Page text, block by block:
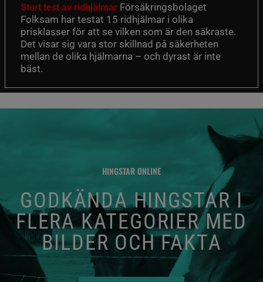
Stort test av ridhjälmar Försäkringsbolaget
Folksam har testat 15 ridhjälmar i olika
prisklasser för att se vilken som är den säkraste.
Det visar sig vara stor skillnad på säkerheten
mellan de olika hjälmarna – och dyrast är inte
bäst.
HINGSTAR ONLINE
GODKÄNDA HINGSTAR I
FLERA KATEGORIER MED
BILDER OCH FAKTA